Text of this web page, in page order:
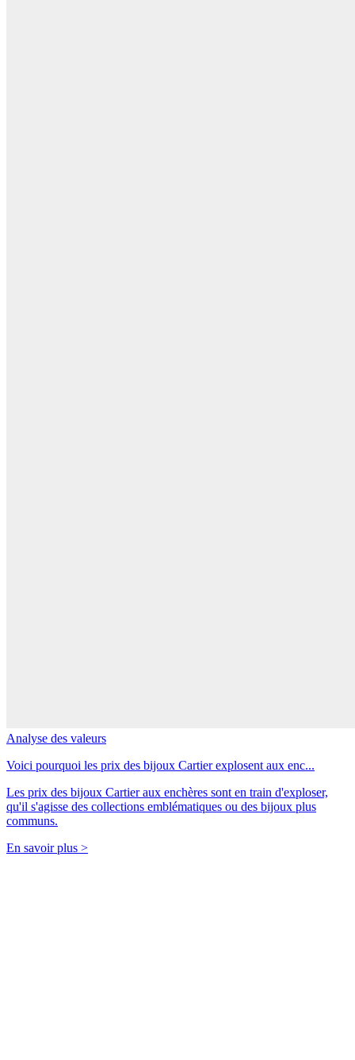
Analyse des valeurs
Voici pourquoi les prix des bijoux Cartier explosent aux enc...
Les prix des bijoux Cartier aux enchères sont en train d'exploser,
qu'il s'agisse des collections emblématiques ou des bijoux plus
communs.
En savoir plus >